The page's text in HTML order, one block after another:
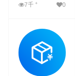
7千 + 0
查看详细